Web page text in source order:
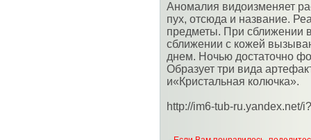
Аномалия видоизменяет
пух, отсюда и название.
предметы. При сближении
сближении с кожей
днем. Ночью достаточно
Образует три вида
и«Кристальная колючка».
http://im6-tub-ru.yandex.net/